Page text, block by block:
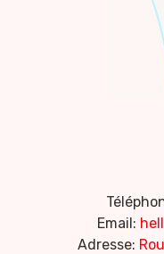
Email:
Adresse: